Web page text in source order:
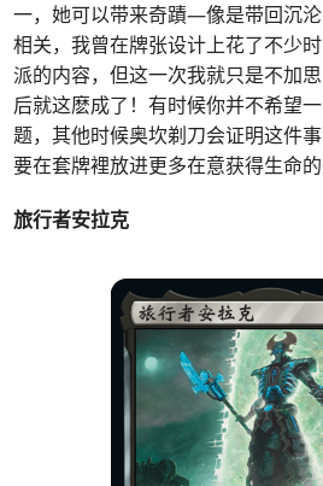
一，她可以带来奇蹟—像是带回沉
相关，我曾在牌张设计上花了不少
派的内容，但这一次我就只是不加
后就这麽成了！有时候你并不希望
题，其他时候奥坎剃刀会证明这件
要在套牌裡放进更多在意获得生命的
旅行者安拉克